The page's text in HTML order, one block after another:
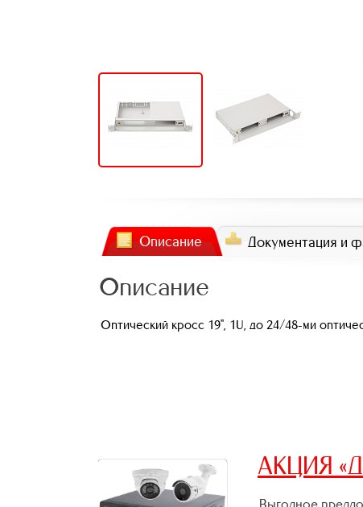
Описание Документация и
Описание
Оптический кросс 19", 1U, до 24/48-ми
АКЦИЯ
Выгодное